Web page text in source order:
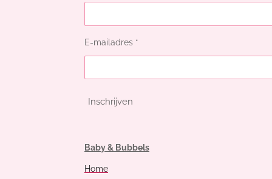
E-mailadres *
Inschrijven
Baby & Bubbels
Home